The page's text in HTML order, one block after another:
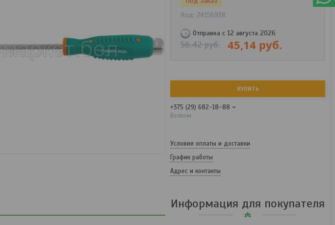
Код: 24156938
Отправка с 12 августа 2026
56,42руб. 45,14 руб.
КУПИТЬ
+375 (29) 682-18-88
Велком
Условия оплаты и доставки
График работы
Адрес и контакты
Информация для покупателя